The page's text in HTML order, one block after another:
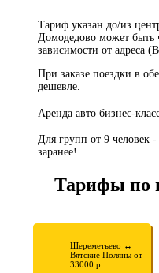
Тариф указан до/из
Домодедово может быть
зависимости от адреса
При заказе поездки в
дешевле.
Аренда авто бизнес-
Для групп от 9 человек -
заранее!
Тарифы по
Шереметьево ↔
Вятские Поляны от
33000 р.